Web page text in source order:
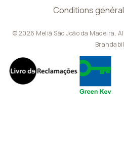
Conditions
© 2026 Meliã São João da Madeira.